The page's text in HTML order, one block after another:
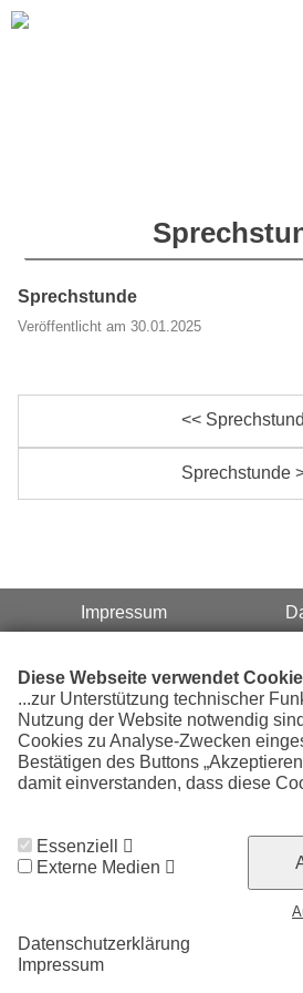
Sprechstunde
Veröffentlicht am 30.01.2025
<<
Sprechstunde
Impressum
© 2026 Chemnitzer
Cookie Zustimmung
Diese Webseite verwendet
...zur Unterstützung technischer
Nutzung der Website notwendig
Cookies zu Analyse-Zwecken
Bestätigen des Buttons
damit einverstanden, dass diese
Essenziell
Externe Medien
Datenschutzerklärung
Impressum